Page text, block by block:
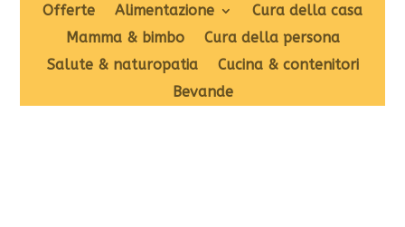
Offerte Alimentazione
Cura della casa
Mamma & bimbo
Cura della persona
Salute & naturopatia
Cucina & contenitori
Bevande